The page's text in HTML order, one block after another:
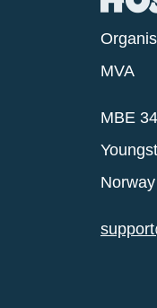
MVA
MBE
Norway